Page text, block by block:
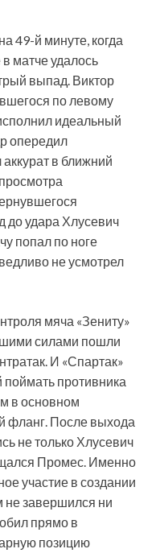
49-й минуте, когда
матче удалось
выпад. Виктор
по левому
идеальный
опередил
в ближний
до удара Хлусевич
попал по ноге
не усмотрел
мяча «Зениту»
силами пошли
И «Спартак»
противника
в основном
фланг. После выхода
не только Хлусевич
Промес. Именно
участие в создании
не завершился ни
прямо в
позицию